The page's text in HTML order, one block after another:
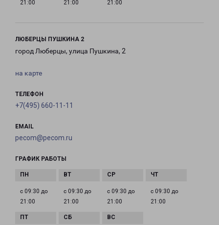
21:00 21:00 21:00
ЛЮБЕРЦЫ ПУШКИНА 2
город Люберцы, улица Пушкина, 2
на карте
ТЕЛЕФОН
+7(495) 660-11-11
EMAIL
pecom@pecom.ru
ГРАФИК РАБОТЫ
с 09:30 до
21:00
с 09:30 до
21:00
с 09:30 до
21:00
с 09:30 до
21:00